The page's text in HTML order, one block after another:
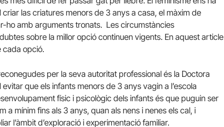
las criatures menors de 3 anys a casa, el màxim de
ho amb arguments tronats. Les circumstàncies
sobre la millor opció continuen vigents. En aquest article
cada opció.
per la seva autoritat professional és la Doctora
que els infants menors de 3 anys vagin a l’escola
físic i psicològic dels infants és que puguin ser
a mínim fins als 3 anys, quan als nens i nenes els cal, i
l’àmbit d’exploració i experimentació familiar.